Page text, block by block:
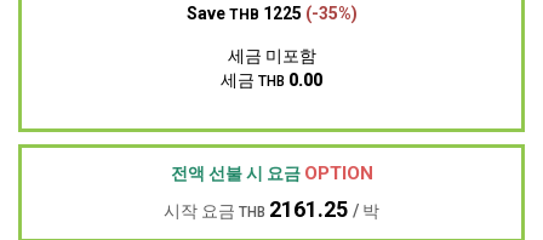
Save THB 1225 (-35%)
세금 미포함
세금 THB 0.00
전액 선불 시 요금 OPTION
시작 요금 THB 2161.25 / 박